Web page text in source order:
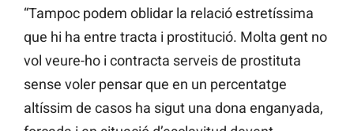
“Tampoc podem oblidar la relació estretíssima
que hi ha entre tracta i prostitució. Molta gent no
vol veure-ho i contracta serveis de prostituta
sense voler pensar que en un percentatge
altíssim de casos ha sigut una dona enganyada,